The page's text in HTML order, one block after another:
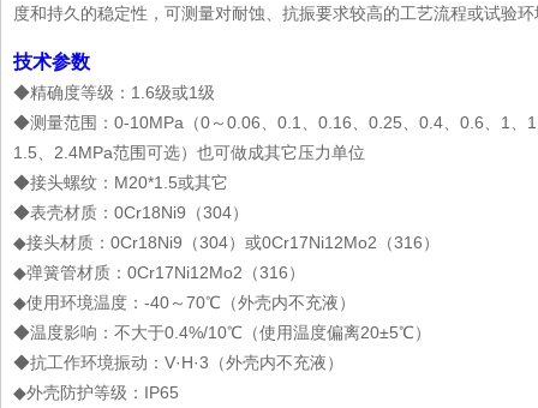
度和持久的稳定性，可测量对耐蚀、抗振要求较高的工艺流程或试验
技术参数
◆精确度等级：1.6级或1级
◆测量范围：0-10MPa（0～0.06、0.1、0.16、0.25、0.4、0.6、1
1.5、2.4MPa范围可选）也可做成其它压力单位
◆接头螺纹：M20*1.5或其它
◆表壳材质：0Cr18Ni9（304）
◆接头材质：0Cr18Ni9（304）或0Cr17Ni12Mo2（316）
◆弹簧管材质：0Cr17Ni12Mo2（316）
◆使用环境温度：-40～70℃（外壳内不充液）
◆温度影响：不大于0.4%/10℃（使用温度偏离20±5℃）
◆抗工作环境振动：V·H·3（外壳内不充液）
◆外壳防护等级：IP65